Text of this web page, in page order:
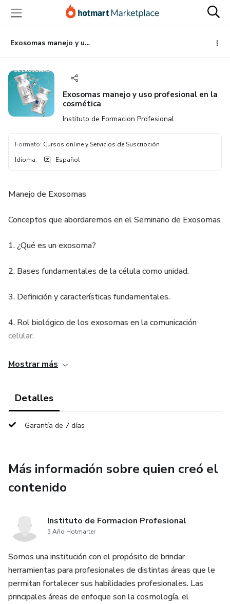
principal
página
de
página
Exosomas manejo y uso profesional en la cosmética
Exosomas manejo y uso profesional en la
cosmética
Instituto de Formacion Profesional
Formato: Cursos online y Servicios de Suscripción
Idioma: Español
Manejo de Exosomas
Conceptos que abordaremos en el Seminario de Exosomas
1. ¿Qué es un exosoma?
2. Bases fundamentales de la célula como unidad.
3. Definición y características fundamentales.
4. Rol biológico de los exosomas en la comunicación
celular.
5. Usos de los exosomas
7. Potencial terapéutico de los exosomas.
9. Protocolos de aplicación
10. Beneficios de los exosomas en terapias innovadoras.
11. Demostración: Aplicación práctica de exosomas,
mostrando un protocolo real para ilustrar su uso.
Mostrar más
Detalles
Garantía de 7 días
Más información sobre quien creó el
contenido
Instituto de Formacion Profesional
5 Año Hotmarter
Somos una institución con el propósito de brindar
herramientas para profesionales de distintas áreas que le
permitan fortalecer sus habilidades profesionales. Las
principales áreas de enfoque son la cosmología, el